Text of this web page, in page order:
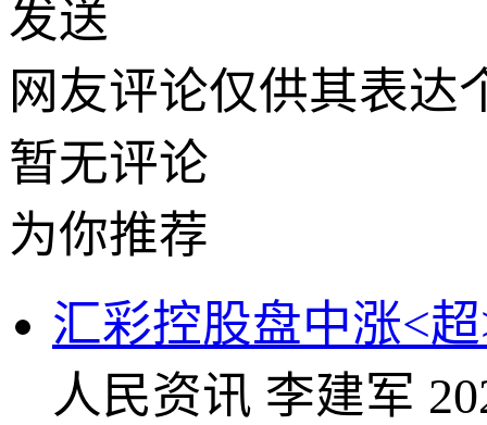
发送
网友评论仅供其表达
暂无评论
为你推荐
汇彩控股盘中涨<
人民资讯 李建军